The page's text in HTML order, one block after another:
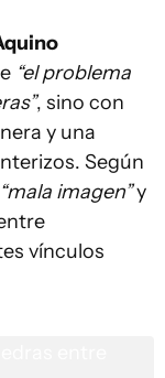
“el problema
, sino con
y una
Según
“mala imagen”y
vínculos